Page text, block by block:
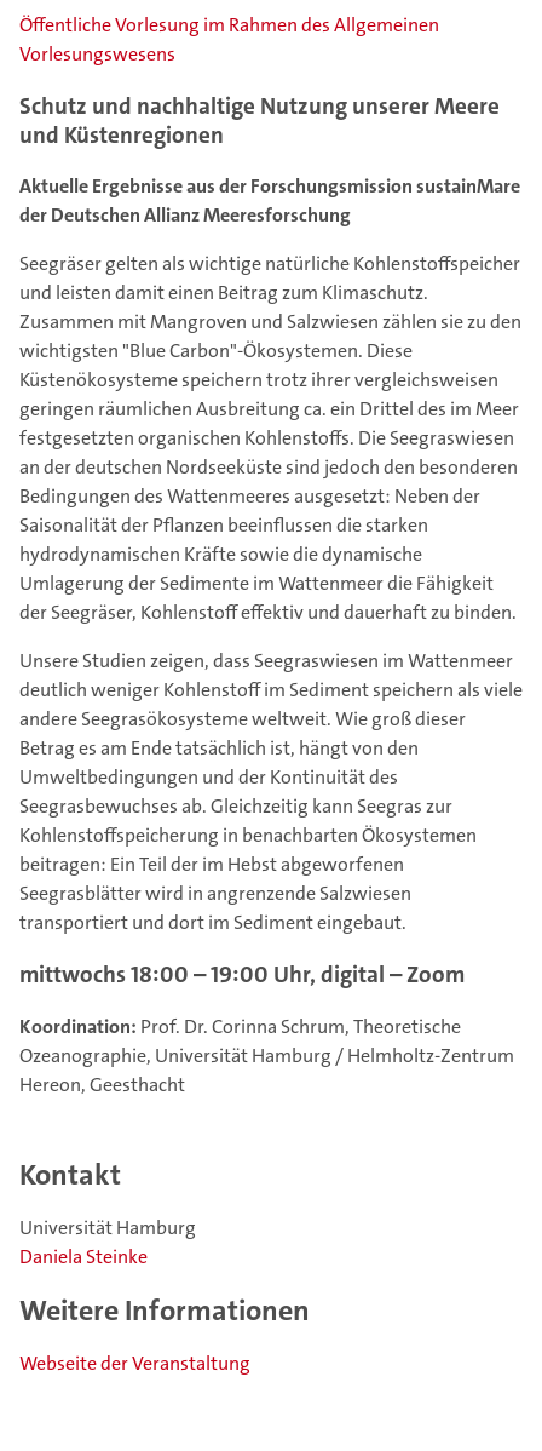
Öffentliche Vorlesung im Rahmen des Allgemeinen
Vorlesungswesens
Schutz und nachhaltige Nutzung unserer Meere
und Küstenregionen
Aktuelle Ergebnisse aus der Forschungsmission sustainMare
der Deutschen Allianz Meeresforschung
Seegräser gelten als wichtige natürliche Kohlenstoffspeicher
und leisten damit einen Beitrag zum Klimaschutz.
Zusammen mit Mangroven und Salzwiesen zählen sie zu den
wichtigsten "Blue Carbon"-Ökosystemen. Diese
Küstenökosysteme speichern trotz ihrer vergleichsweisen
geringen räumlichen Ausbreitung ca. ein Drittel des im Meer
festgesetzten organischen Kohlenstoffs. Die Seegraswiesen
an der deutschen Nordseeküste sind jedoch den besonderen
Bedingungen des Wattenmeeres ausgesetzt: Neben der
Saisonalität der Pflanzen beeinflussen die starken
hydrodynamischen Kräfte sowie die dynamische
Umlagerung der Sedimente im Wattenmeer die Fähigkeit
der Seegräser, Kohlenstoff effektiv und dauerhaft zu binden.
Unsere Studien zeigen, dass Seegraswiesen im Wattenmeer
deutlich weniger Kohlenstoff im Sediment speichern als viele
andere Seegrasökosysteme weltweit. Wie groß dieser
Betrag es am Ende tatsächlich ist, hängt von den
Umweltbedingungen und der Kontinuität des
Seegrasbewuchses ab. Gleichzeitig kann Seegras zur
Kohlenstoffspeicherung in benachbarten Ökosystemen
beitragen: Ein Teil der im Hebst abgeworfenen
Seegrasblätter wird in angrenzende Salzwiesen
transportiert und dort im Sediment eingebaut.
mittwochs 18:00 – 19:00 Uhr, digital – Zoom
Koordination: Prof. Dr. Corinna Schrum, Theoretische
Ozeanographie, Universität Hamburg / Helmholtz-Zentrum
Hereon, Geesthacht
Kontakt
Universität Hamburg
Daniela Steinke
Weitere Informationen
Webseite der Veranstaltung